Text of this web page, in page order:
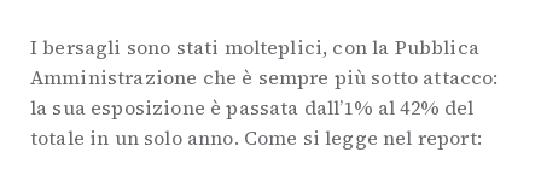
I bersagli sono stati molteplici, con la Pubblica
Amministrazione che è sempre più sotto attacco:
la sua esposizione è passata dall’1% al 42% del
totale in un solo anno. Come si legge nel report: